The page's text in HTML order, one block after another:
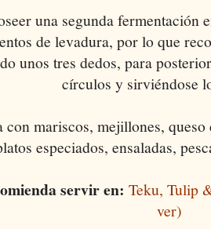
una segunda fermentación
de levadura, por lo que
unos tres dedos, para
círculos y sirviéndose
con mariscos, mejillones,
especiados, ensaladas,
servir en: Teku, Tulip
ver)